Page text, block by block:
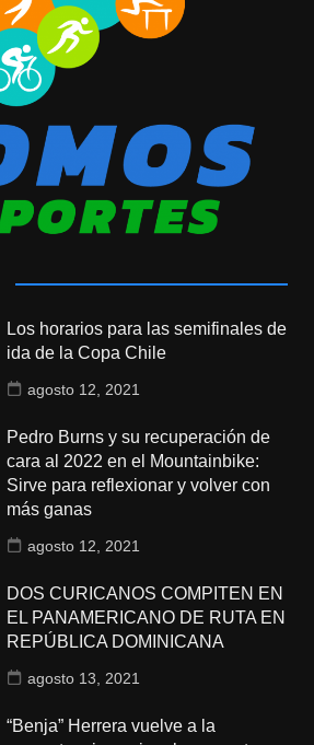
Los horarios para las semifinales de
ida de la Copa Chile
agosto 12, 2021
Pedro Burns y su recuperación de
cara al 2022 en el Mountainbike:
Sirve para reflexionar y volver con
más ganas
agosto 12, 2021
DOS CURICANOS COMPITEN EN
EL PANAMERICANO DE RUTA EN
REPÚBLICA DOMINICANA
agosto 13, 2021
“Benja” Herrera vuelve a la